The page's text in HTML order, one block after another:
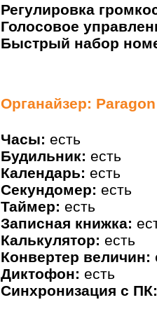
Регулировка
Голосовое
Быстрый набор
Органайзер:
Часы: есть
Будильник: есть
Календарь: есть
Секундомер: есть
Таймер: есть
Записная книжка:
Калькулятор: есть
Конвертер величин:
Диктофон: есть
Синхронизация с ПК: